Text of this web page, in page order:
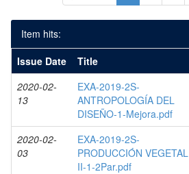
Item hits:
Issue Date
Title
2020-02-
13
EXA-2019-2S-
ANTROPOLOGÍA DEL
DISEÑO-1-Mejora.pdf
2020-02-
03
EXA-2019-2S-
PRODUCCIÓN VEGETAL
II-1-2Par.pdf